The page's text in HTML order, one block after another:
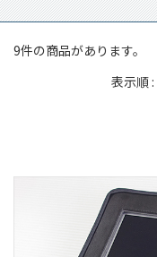
9件の商品があります。
表示順 :